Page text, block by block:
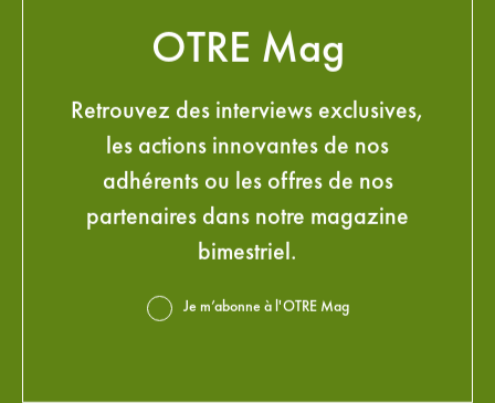
OTRE Mag
Retrouvez des interviews exclusives,
les actions innovantes de nos
adhérents ou les offres de nos
partenaires dans notre magazine
bimestriel.
Je m’abonne à l'OTRE Mag